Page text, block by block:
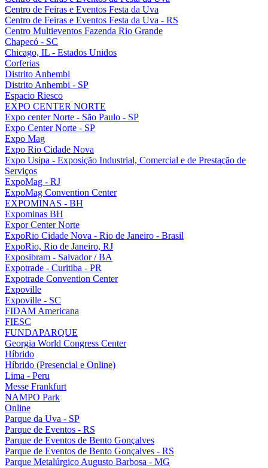
Centro de Feiras e Eventos Festa da Uva
Centro de Feiras e Eventos Festa da Uva - RS
Centro Multieventos Fazenda Rio Grande
Chapecó - SC
Chicago, IL - Estados Unidos
Corferias
Distrito Anhembi
Distrito Anhembi - SP
Espacio Riesco
EXPO CENTER NORTE
Expo center Norte - São Paulo - SP
Expo Center Norte - SP
Expo Mag
Expo Rio Cidade Nova
Expo Usipa - Exposição Industrial, Comercial e de Prestação de
Serviços
ExpoMag - RJ
ExpoMag Convention Center
EXPOMINAS - BH
Expominas BH
Expor Center Norte
ExpoRio Cidade Nova - Rio de Janeiro - Brasil
ExpoRio, Rio de Janeiro, RJ
Exposibram - Salvador / BA
Expotrade - Curitiba - PR
Expotrade Convention Center
Expoville
Expoville - SC
FIDAM Americana
FIESC
FUNDAPARQUE
Georgia World Congress Center
Híbrido
Híbrido (Presencial e Online)
Lima - Peru
Messe Frankfurt
NAMPO Park
Online
Parque da Uva - SP
Parque de Eventos - RS
Parque de Eventos de Bento Gonçalves
Parque de Eventos de Bento Gonçalves - RS
Parque Metalúrgico Augusto Barbosa - MG